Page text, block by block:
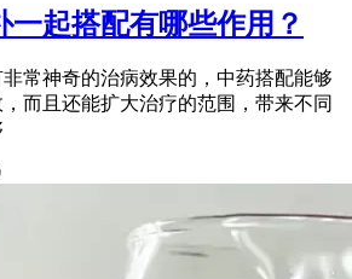
一起搭配有哪些作用？
常神奇的治病效果的，中药搭配能够
而且还能扩大治疗的范围，带来不同